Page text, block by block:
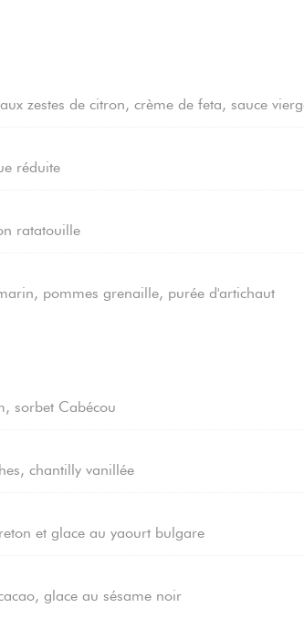
zestes de citron, crème de feta, sauce
réduite
ratatouille
pommes grenaille, purée d'artichaut
sorbet Cabécou
chantilly vanillée
et glace au yaourt bulgare
glace au sésame noir